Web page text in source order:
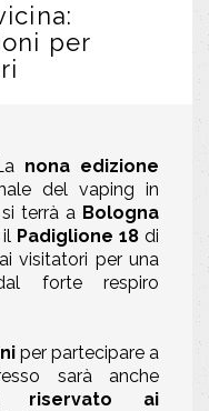
per
nona edizione
del vaping in
terrà a Bologna
Padiglione 18 di
visitatori per una
forte respiro
per partecipare a
sarà anche
riservato ai